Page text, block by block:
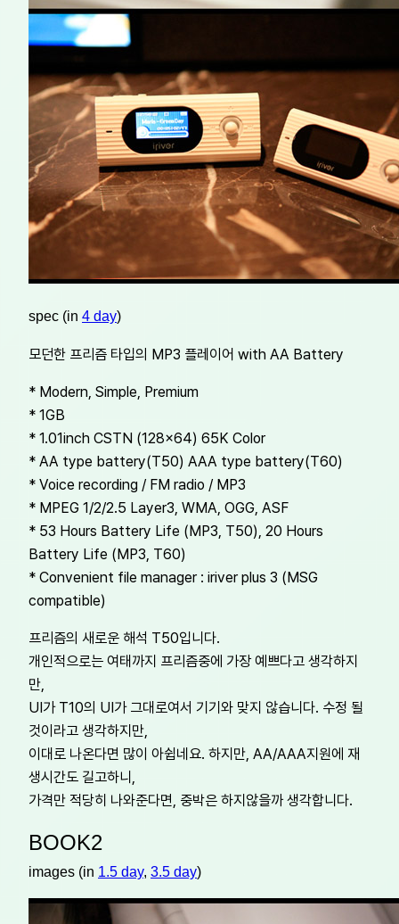
spec (in 4 day)
모던한 프리즘 타입의 MP3 플레이어 with AA Battery
* Modern, Simple, Premium
* 1GB
* 1.01inch CSTN (128×64) 65K Color
* AA type battery(T50) AAA type battery(T60)
* Voice recording / FM radio / MP3
* MPEG 1/2/2.5 Layer3, WMA, OGG, ASF
* 53 Hours Battery Life (MP3, T50), 20 Hours
Battery Life (MP3, T60)
* Convenient file manager : iriver plus 3 (MSG
compatible)
프리즘의 새로운 해석 T50입니다.
개인적으로는 여태까지 프리즘중에 가장 예쁘다고 생각하지
만,
UI가 T10의 UI가 그대로여서 기기와 맞지 않습니다. 수정 될
것이라고 생각하지만,
이대로 나온다면 많이 아쉽네요. 하지만, AA/AAA지원에 재
생시간도 길고하니,
가격만 적당히 나와준다면, 중박은 하지않을까 생각합니다.
BOOK2
images (in 1.5 day, 3.5 day)